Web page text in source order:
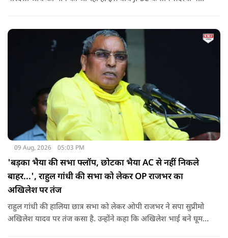
09 Aug, 2026 05:03 PM
'बड़का भैया की सभा फ्लॉप, छोटका भैया AC से नहीं निकले
बाहर...', राहुल गांधी की सभा को लेकर OP राजभर का
अखिलेश पर तंज
राहुल गांधी की हालिया छात्र सभा को लेकर ओपी राजभर ने सपा सुप्रीमो
अखिलेश यादव पर तंज कसा है. उन्होंने कहा कि अखिलेश भाई बने घूम